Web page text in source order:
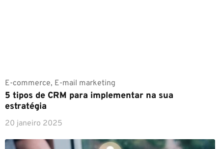
E-commerce, E-mail marketing
5 tipos de CRM para implementar na sua
estratégia
20 janeiro 2025